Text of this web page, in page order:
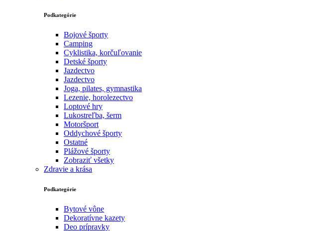
Podkategórie
Bojové športy
Camping
Cyklistika, korčuľovanie
Detské športy
Jazdectvo
Jazdectvo
Joga, pilates, gymnastika
Lezenie, horolezectvo
Loptové hry
Lukostreľba, šerm
Motoršport‎
Oddychové športy
Ostatné
Plážové športy
Zobraziť všetky
Zdravie a krása
Podkategórie
Bytové vône
Dekoratívne kazety
Deo prípravky